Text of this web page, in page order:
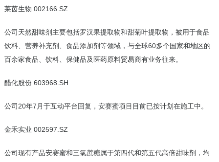
莱茵生物 002166.SZ
公司天然甜味剂主要包括罗汉果提取物和甜菊叶提取物，被用于食品
饮料、营养补充剂、食品添加剂等领域，与全球60多个国家和地区的
百余家食品、饮料、保健品及医药原料贸易商有业务往来。
醋化股份 603968.SH
公司20年7月于互动平台回复，安赛蜜项目目前已按计划在施工中。
金禾实业 002597.SZ
公司现有产品安赛蜜和三氯蔗糖属于第四代和第五代高倍甜味剂，均